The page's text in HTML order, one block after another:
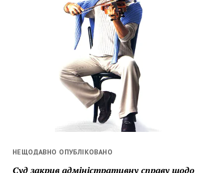
НЕЩОДАВНО ОПУБЛІКОВАНО
Суд закрив адміністративну справу щодо